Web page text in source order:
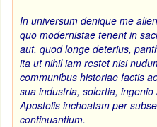
In universum denique me
quo modernistae tenent in
aut, quod longe deterius,
ita ut nihil iam restet nisi
communibus historiae factis
sua industria, solertia,
Apostolis inchoatam per
continuantium.